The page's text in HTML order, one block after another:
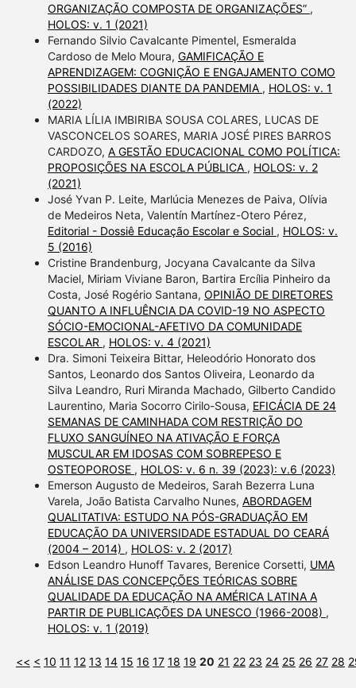
ORGANIZAÇÃO COMPOSTA DE ORGANIZAÇÕES” ,
HOLOS: v. 1 (2021)
Fernando Silvio Cavalcante Pimentel, Esmeralda
Cardoso de Melo Moura, GAMIFICAÇÃO E
APRENDIZAGEM: COGNIÇÃO E ENGAJAMENTO COMO
POSSIBILIDADES DIANTE DA PANDEMIA , HOLOS: v. 1
(2022)
MARIA LÍLIA IMBIRIBA SOUSA COLARES, LUCAS DE
VASCONCELOS SOARES, MARIA JOSÉ PIRES BARROS
CARDOZO, A GESTÃO EDUCACIONAL COMO POLÍTICA:
PROPOSIÇÕES NA ESCOLA PÚBLICA , HOLOS: v. 2
(2021)
José Yvan P. Leite, Marlúcia Menezes de Paiva, Olívia
de Medeiros Neta, Valentín Martínez-Otero Pérez,
Editorial - Dossiê Educação Escolar e Social , HOLOS: v.
5 (2016)
Cristine Brandenburg, Jocyana Cavalcante da Silva
Maciel, Miriam Viviane Baron, Bartira Ercília Pinheiro da
Costa, José Rogério Santana, OPINIÃO DE DIRETORES
QUANTO A INFLUÊNCIA DA COVID-19 NO ASPECTO
SÓCIO-EMOCIONAL-AFETIVO DA COMUNIDADE
ESCOLAR , HOLOS: v. 4 (2021)
Dra. Simoni Teixeira Bittar, Heleodório Honorato dos
Santos, Leonardo dos Santos Oliveira, Leonardo da
Silva Leandro, Ruri Miranda Machado, Gilberto Candido
Laurentino, Maria Socorro Cirilo-Sousa, EFICÁCIA DE 24
SEMANAS DE CAMINHADA COM RESTRIÇÃO DO
FLUXO SANGUÍNEO NA ATIVAÇÃO E FORÇA
MUSCULAR EM IDOSAS COM SOBREPESO E
OSTEOPOROSE , HOLOS: v. 6 n. 39 (2023): v.6 (2023)
Emerson Augusto de Medeiros, Sarah Bezerra Luna
Varela, João Batista Carvalho Nunes, ABORDAGEM
QUALITATIVA: ESTUDO NA PÓS-GRADUAÇÃO EM
EDUCAÇÃO DA UNIVERSIDADE ESTADUAL DO CEARÁ
(2004 – 2014) , HOLOS: v. 2 (2017)
Edson Leandro Hunoff Tavares, Berenice Corsetti, UMA
ANÁLISE DAS CONCEPÇÕES TEÓRICAS SOBRE
QUALIDADE DA EDUCAÇÃO NA AMÉRICA LATINA A
PARTIR DE PUBLICAÇÕES DA UNESCO (1966-2008) ,
HOLOS: v. 1 (2019)
<< < 10 11 12 13 14 15 16 17 18 19 20 21 22 23 24 25 26 27 28